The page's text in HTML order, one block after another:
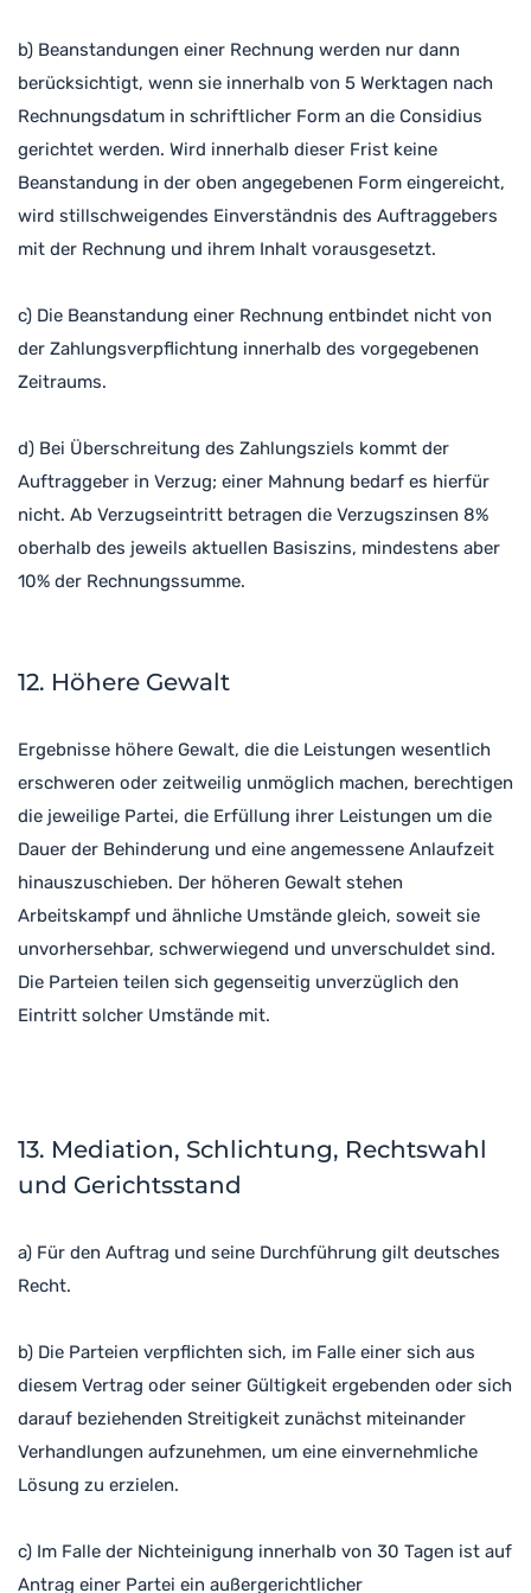
b) Beanstandungen einer Rechnung werden nur dann
berücksichtigt, wenn sie innerhalb von 5 Werktagen nach
Rechnungsdatum in schriftlicher Form an die Considius
gerichtet werden. Wird innerhalb dieser Frist keine
Beanstandung in der oben angegebenen Form eingereicht,
wird stillschweigendes Einverständnis des Auftraggebers
mit der Rechnung und ihrem Inhalt vorausgesetzt.
c) Die Beanstandung einer Rechnung entbindet nicht von
der Zahlungsverpflichtung innerhalb des vorgegebenen
Zeitraums.
d) Bei Überschreitung des Zahlungsziels kommt der
Auftraggeber in Verzug; einer Mahnung bedarf es hierfür
nicht. Ab Verzugseintritt betragen die Verzugszinsen 8%
oberhalb des jeweils aktuellen Basiszins, mindestens aber
10% der Rechnungssumme.
12. Höhere Gewalt
Ergebnisse höhere Gewalt, die die Leistungen wesentlich
erschweren oder zeitweilig unmöglich machen, berechtigen
die jeweilige Partei, die Erfüllung ihrer Leistungen um die
Dauer der Behinderung und eine angemessene Anlaufzeit
hinauszuschieben. Der höheren Gewalt stehen
Arbeitskampf und ähnliche Umstände gleich, soweit sie
unvorhersehbar, schwerwiegend und unverschuldet sind.
Die Parteien teilen sich gegenseitig unverzüglich den
Eintritt solcher Umstände mit.
13. Mediation, Schlichtung, Rechtswahl
und Gerichtsstand
a) Für den Auftrag und seine Durchführung gilt deutsches
Recht.
b) Die Parteien verpflichten sich, im Falle einer sich aus
diesem Vertrag oder seiner Gültigkeit ergebenden oder sich
darauf beziehenden Streitigkeit zunächst miteinander
Verhandlungen aufzunehmen, um eine einvernehmliche
Lösung zu erzielen.
c) Im Falle der Nichteinigung innerhalb von 30 Tagen ist auf
Antrag einer Partei ein außergerichtlicher